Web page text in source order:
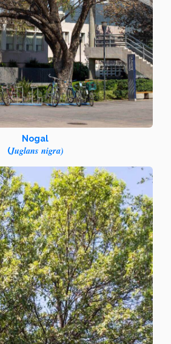
Nogal
(Juglans nigra)